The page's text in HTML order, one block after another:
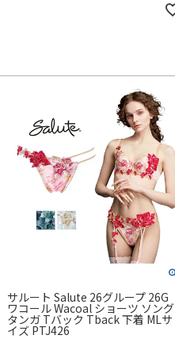
サルート Salute 26グループ 26G
ワコール Wacoal ショーツ ソング
タンガ Tバック Tback 下着 MLサ
イズ PTJ426